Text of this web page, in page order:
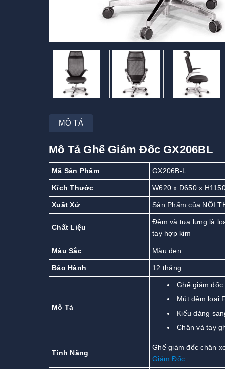
MÔ TẢ
Mô Tả Ghế Giám Đốc GX206BL
Mã Sản Phẩm GX206B-L
Kích Thước W620 x D650 x
Xuất Xứ Sản Phẩm của NỘI
Chất Liệu
Đệm và tựa lưng là
tay hợp kim
Màu Sắc Màu đen
Bảo Hành 12 tháng
Mô Tả
Ghế giám
Mút đệm loại
Kiểu dáng
Chân và tay
Tính Năng
Ghế giám đốc chân
Giám Đốc